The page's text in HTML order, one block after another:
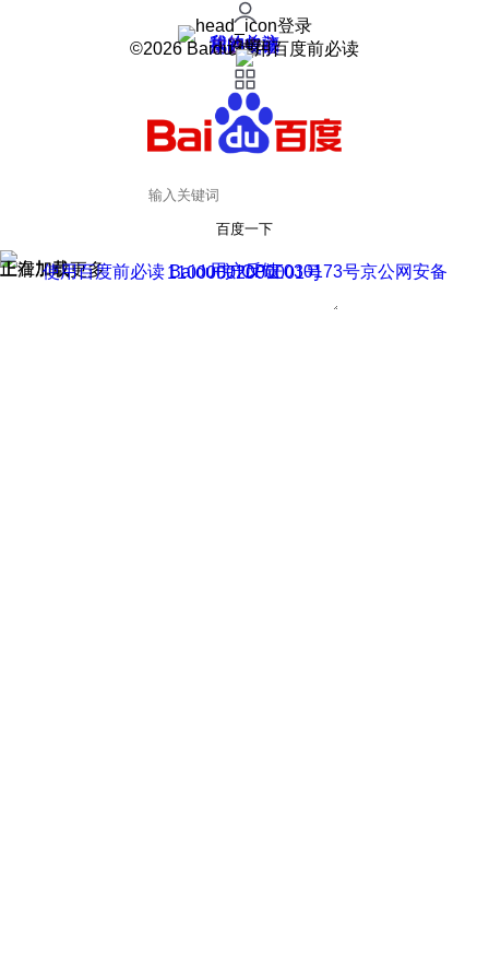
登录
我的关注
我的收藏
皮肤中心
用户反馈
设置
©2026 Baidu 使用百度前必读
百度一下
正在加载
上滑加载更多 用户反馈
使用百度前必读 Baidu 京ICP证030173号
京公网安备11000002000001号